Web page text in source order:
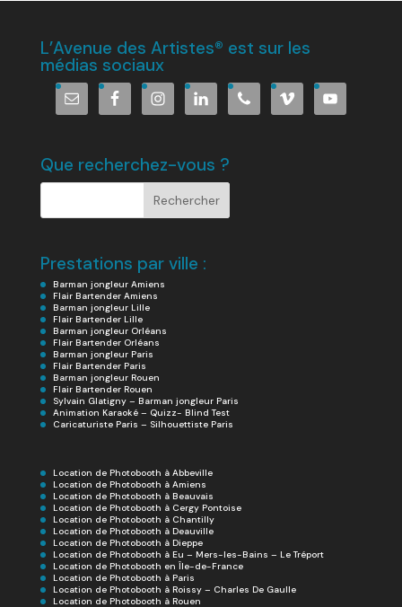
L’Avenue des Artistes® est sur les
médias sociaux
Que recherchez-vous ?
Prestations par ville :
Barman jongleur Amiens
Flair Bartender Amiens
Barman jongleur Lille
Flair Bartender Lille
Barman jongleur Orléans
Flair Bartender Orléans
Barman jongleur Paris
Flair Bartender Paris
Barman jongleur Rouen
Flair Bartender Rouen
Sylvain Glatigny – Barman jongleur Paris
Animation Karaoké – Quizz- Blind Test
Caricaturiste Paris – Silhouettiste Paris
Location de Photobooth à Abbeville
Location de Photobooth à Amiens
Location de Photobooth à Beauvais
Location de Photobooth à Cergy Pontoise
Location de Photobooth à Chantilly
Location de Photobooth à Deauville
Location de Photobooth à Dieppe
Location de Photobooth à Eu – Mers-les-Bains – Le Tréport
Location de Photobooth en Île-de-France
Location de Photobooth à Paris
Location de Photobooth à Roissy – Charles De Gaulle
Location de Photobooth à Rouen